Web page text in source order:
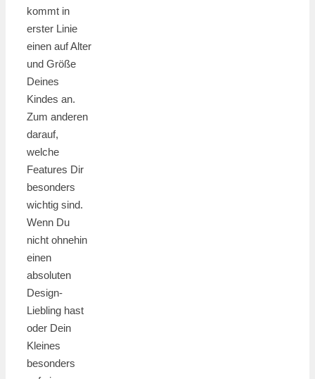
kommt in
erster Linie
einen auf Alter
und Größe
Deines
Kindes an.
Zum anderen
darauf,
welche
Features Dir
besonders
wichtig sind.
Wenn Du
nicht ohnehin
einen
absoluten
Design-
Liebling hast
oder Dein
Kleines
besonders